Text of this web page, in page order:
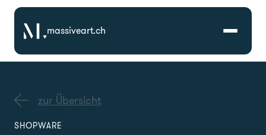
massiveart.ch
Technologien
zur Übersicht
SHOPWARE